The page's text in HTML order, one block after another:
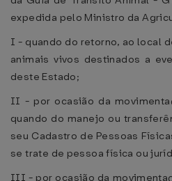
expedida pelo Ministro da
I - quando do retorno, ao local
animais vivos destinados a
deste Estado;
II - por ocasião da
quando do manejo ou
seu Cadastro de Pessoas
se trate de pessoa física ou
III - por ocasião da